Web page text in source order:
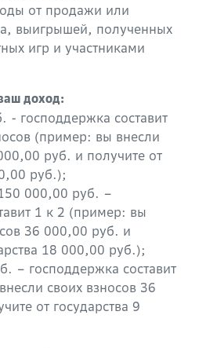
от продажи или
выигрышей, полученных
игр и участниками
доход:
господдержка составит
(пример: вы внесли
руб. и получите от
руб.);
000,00 руб. –
1 к 2 (пример: вы
36 000,00 руб. и
18 000,00 руб.);
– господдержка составит
своих взносов 36
от государства 9